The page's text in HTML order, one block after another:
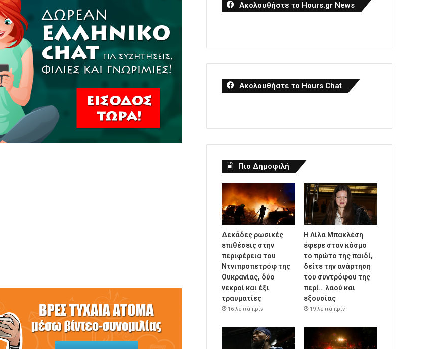
Ακολουθήστε το Hours.gr News
Ακολουθήστε το Hours Chat
Πιο Δημοφιλή
Δεκάδες ρωσικές
επιθέσεις στην
περιφέρεια του
Ντνιπροπετρόφ της
Ουκρανίας, δύο
νεκροί και έξι
τραυματίες
16 λεπτά πρίν
Η Λίλα Μπακλέση
έφερε στον κόσμο
το πρώτο της παιδί,
δείτε την ανάρτηση
του συντρόφου της
περί… λαού και
εξουσίας
19 λεπτά πρίν